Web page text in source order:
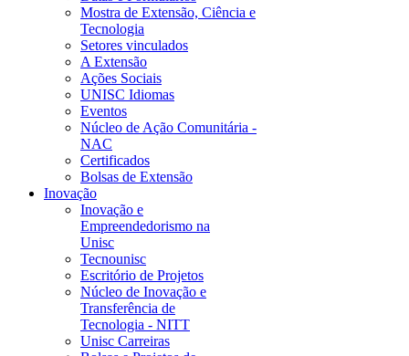
Mostra de Extensão, Ciência e
Tecnologia
Setores vinculados
A Extensão
Ações Sociais
UNISC Idiomas
Eventos
Núcleo de Ação Comunitária -
NAC
Certificados
Bolsas de Extensão
Inovação
Inovação e
Empreendedorismo na
Unisc
Tecnounisc
Escritório de Projetos
Núcleo de Inovação e
Transferência de
Tecnologia - NITT
Unisc Carreiras